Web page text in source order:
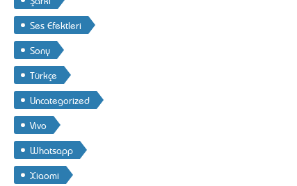
Ses Efektleri
Sony
Türkçe
Uncategorized
Vivo
Whatsapp
Xiaomi